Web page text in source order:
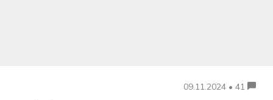
09.11.2024 • 41